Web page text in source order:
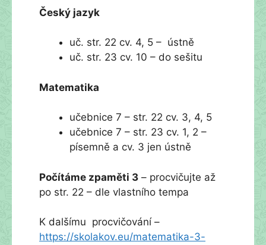
Český jazyk
uč. str. 22 cv. 4, 5 – ústně
uč. str. 23 cv. 10 – do sešitu
Matematika
učebnice 7 – str. 22 cv. 3, 4, 5
učebnice 7 – str. 23 cv. 1, 2 –
písemně a cv. 3 jen ústně
Počítáme zpaměti 3 – procvičujte až
po str. 22 – dle vlastního tempa
K dalšímu procvičování –
https://skolakov.eu/matematika-3-